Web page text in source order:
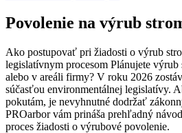
Povolenie na výrub
Ako postupovať pri žiadosti o výrub
legislatívnym procesom Plánujete
alebo v areáli firmy? V roku 2026
súčasťou environmentálnej legislatívy.
pokutám, je nevyhnutné dodržať
PROarbor vám prináša prehľadný
proces žiadosti o výrubové povolenie.